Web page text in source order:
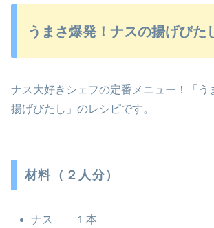
うまさ爆発！ナスの揚げびた
ナス大好きシェフの定番メニュー！「う
揚げびたし」のレシピです。
材料（２人分）
ナス １本